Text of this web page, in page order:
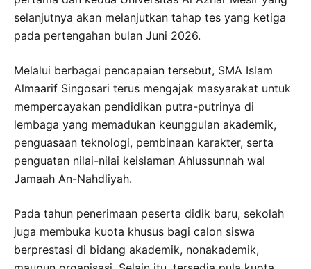
selanjutnya akan melanjutkan tahap tes yang ketiga
pada pertengahan bulan Juni 2026.
Melalui berbagai pencapaian tersebut, SMA Islam
Almaarif Singosari terus mengajak masyarakat untuk
mempercayakan pendidikan putra-putrinya di
lembaga yang memadukan keunggulan akademik,
penguasaan teknologi, pembinaan karakter, serta
penguatan nilai-nilai keislaman Ahlussunnah wal
Jamaah An-Nahdliyah.
Pada tahun penerimaan peserta didik baru, sekolah
juga membuka kuota khusus bagi calon siswa
berprestasi di bidang akademik, nonakademik,